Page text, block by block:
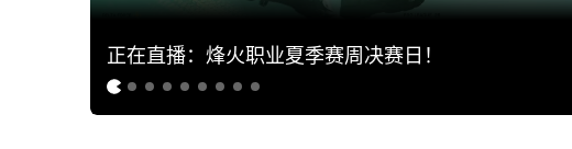
正在直播：烽火职业夏季赛周决赛日！